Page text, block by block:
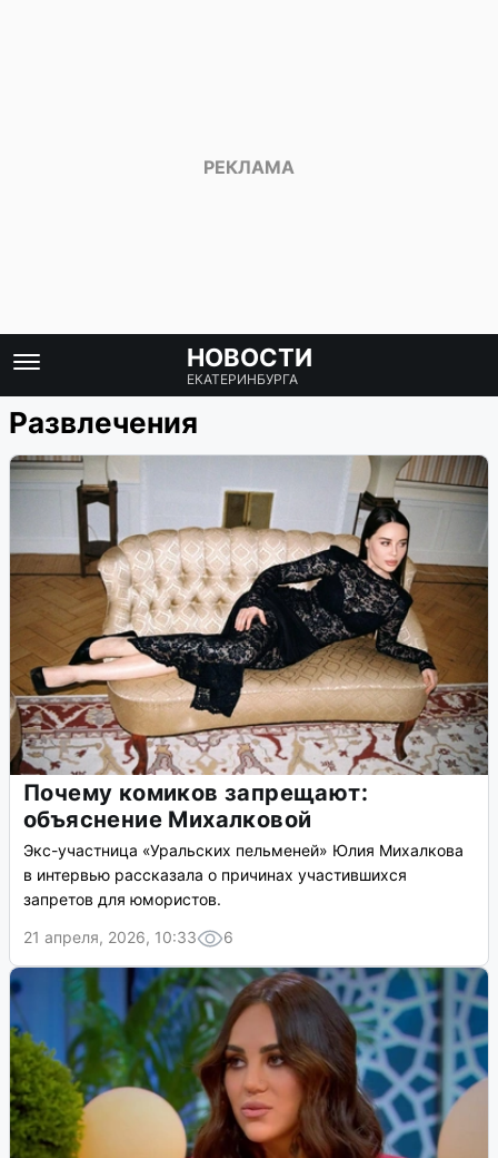
НОВОСТИ
ЕКАТЕРИНБУРГА
Развлечения
Почему комиков запрещают:
объяснение Михалковой
Экс-участница «Уральских пельменей» Юлия Михалкова
в интервью рассказала о причинах участившихся
запретов для юмористов.
21 апреля, 2026, 10:33
6